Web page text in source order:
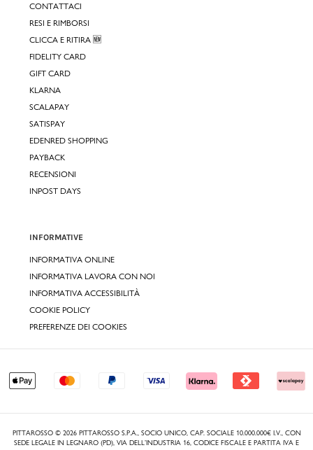
CONTATTACI
RESI E RIMBORSI
CLICCA E RITIRA 🆕
FIDELITY CARD
GIFT CARD
KLARNA
SCALAPAY
SATISPAY
EDENRED SHOPPING
PAYBACK
RECENSIONI
INPOST DAYS
INFORMATIVE
INFORMATIVA ONLINE
INFORMATIVA LAVORA CON NOI
INFORMATIVA ACCESSIBILITÀ
COOKIE POLICY
PREFERENZE DEI COOKIES
PITTAROSSO © 2026 PITTAROSSO S.P.A., SOCIO UNICO, CAP. SOCIALE 10.000.000€ I.V., CON
SEDE LEGALE IN LEGNARO (PD), VIA DELL’INDUSTRIA 16, CODICE FISCALE E PARTITA IVA E